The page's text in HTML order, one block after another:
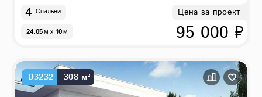
4 Спальни
24.05м x 10м
Цена за проект
95 000 ₽
D3232 308 м²